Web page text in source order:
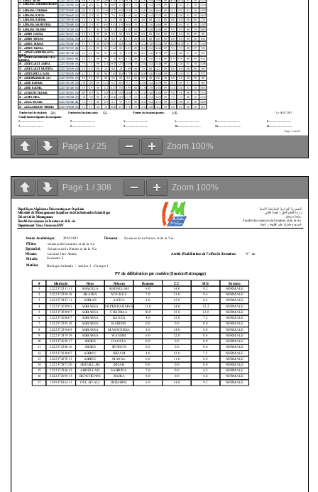
Page 1 / 25 Zoom 100%
Page 1 / 308 Zoom 100%